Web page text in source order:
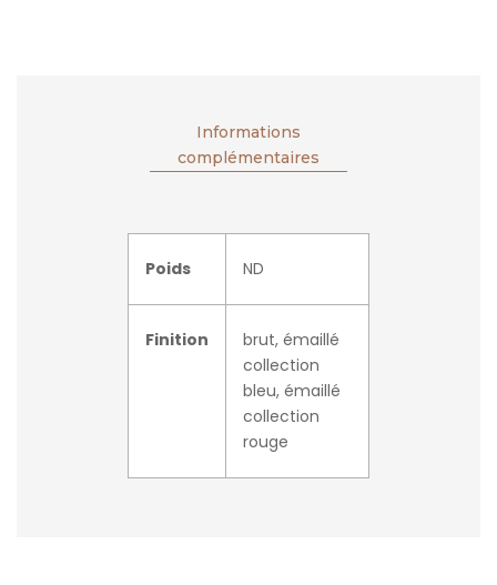
Informations
complémentaires
Poids ND
Finition
brut, émaillé
collection
bleu, émaillé
collection
rouge